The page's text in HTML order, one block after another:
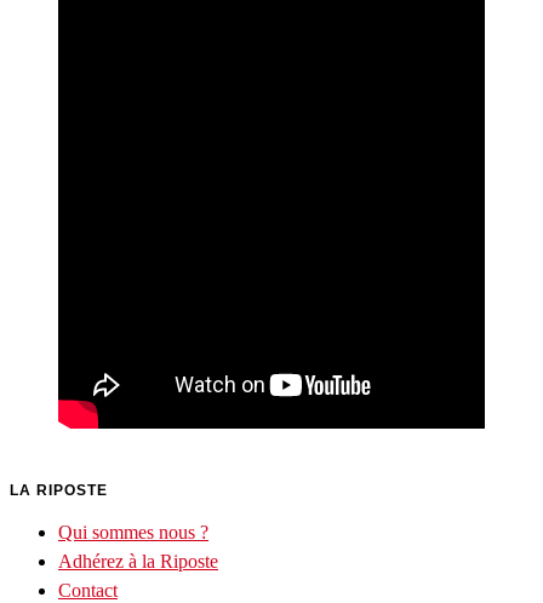
LA RIPOSTE
Qui sommes nous ?
Adhérez à la Riposte
Contact